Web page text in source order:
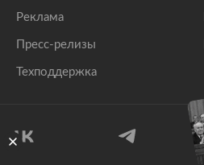
Реклама
Пресс-релизы
Техподдержка